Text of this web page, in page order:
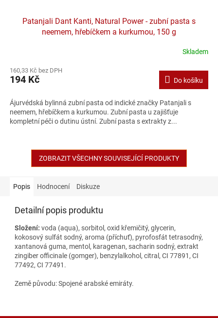
Patanjali Dant Kanti, Natural Power - zubní pasta s
neemem, hřebíčkem a kurkumou, 150 g
Skladem
160,33 Kč bez DPH
194 Kč Do košíku
Ájurvédská bylinná zubní pasta od indické značky Patanjali s
neemem, hřebíčkem a kurkumou. Zubní pasta u zajišťuje
kompletní péči o dutinu ústní. Zubní pasta s extrakty z...
ZOBRAZIT VŠECHNY SOUVISEJÍCÍ PRODUKTY
Popis Hodnocení Diskuze
Detailní popis produktu
Složení: voda (aqua), sorbitol, oxid křemičitý, glycerin,
kokosový sulfát sodný, aroma (příchuť), pyrofosfát tetrasodný,
xantanová guma, mentol, karagenan, sacharin sodný, extrakt
zingiber officinale (gomger), benzylalkohol, citral, CI 77891, CI
77492, CI 77491.
Země původu: Spojené arabské emiráty.